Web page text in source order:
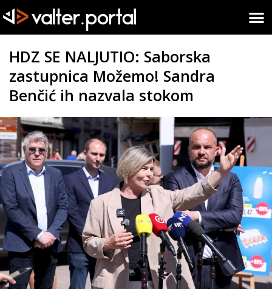
HDZ SE NALJUTIO: Saborska
zastupnica Možemo! Sandra
Benčić ih nazvala stokom